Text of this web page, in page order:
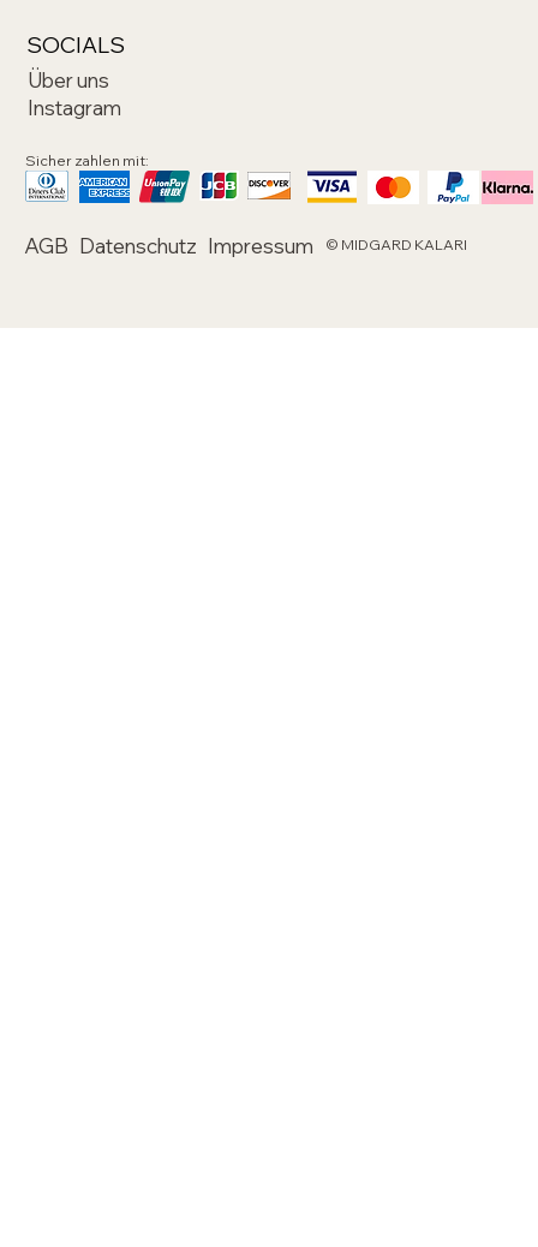
SOCIALS
Über uns
Instagram
Sicher zahlen mit:
AGB Datenschutz Impressum © MIDGARD KALARI